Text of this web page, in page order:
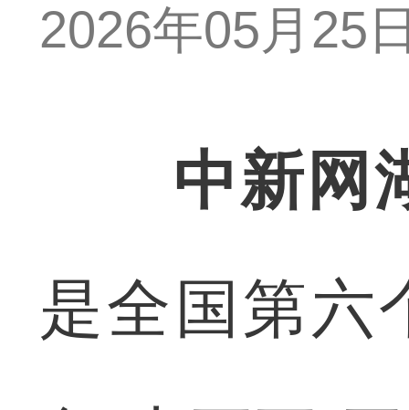
2026年05月25
中新网
是全国第六